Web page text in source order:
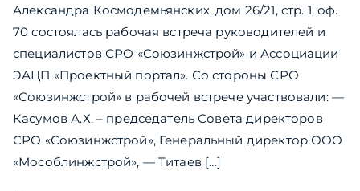
Александра Космодемьянских, дом 26/21, стр. 1, оф.
70 состоялась рабочая встреча руководителей и
специалистов СРО «Союзинжстрой» и Ассоциации
ЭАЦП «Проектный портал». Со стороны СРО
«Союзинжстрой» в рабочей встрече участвовали: —
Касумов А.Х. – председатель Совета директоров
СРО «Союзинжстрой», Генеральный директор ООО
«Мособлинжстрой», — Титаев […]